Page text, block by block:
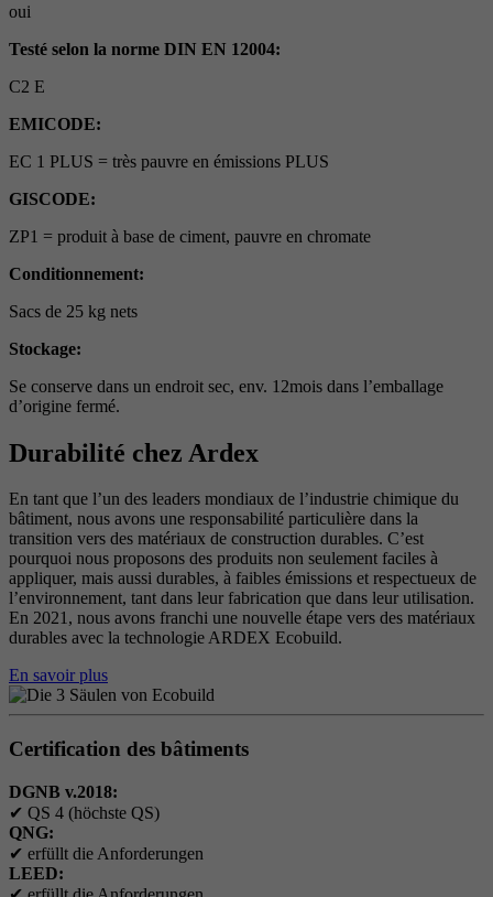
oui
Testé selon la norme DIN EN 12004:
C2 E
EMICODE:
EC 1 PLUS = très pauvre en émissions PLUS
GISCODE:
ZP1 = produit à base de ciment, pauvre en chromate
Conditionnement:
Sacs de 25 kg nets
Stockage:
Se conserve dans un endroit sec, env. 12mois dans l’emballage
d’origine fermé.
Durabilité chez Ardex
En tant que l’un des leaders mondiaux de l’industrie chimique du
bâtiment, nous avons une responsabilité particulière dans la
transition vers des matériaux de construction durables. C’est
pourquoi nous proposons des produits non seulement faciles à
appliquer, mais aussi durables, à faibles émissions et respectueux de
l’environnement, tant dans leur fabrication que dans leur utilisation.
En 2021, nous avons franchi une nouvelle étape vers des matériaux
durables avec la technologie ARDEX Ecobuild.
En savoir plus
Certification des bâtiments
DGNB v.2018:
✔ QS 4 (höchste QS)
QNG:
✔ erfüllt die Anforderungen
LEED: